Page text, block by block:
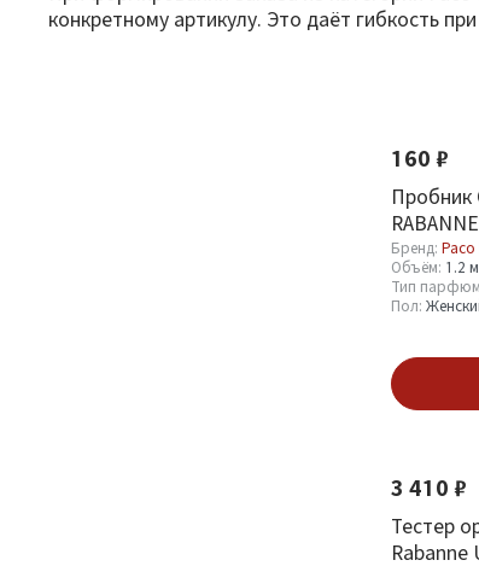
конкретному артикулу. Это даёт гибкость
160 ₽
Пробник
Леди На
Бренд: Paco
Объём: 1.2
Тип
Пол:
3 410 ₽
Тестер
Rabanne